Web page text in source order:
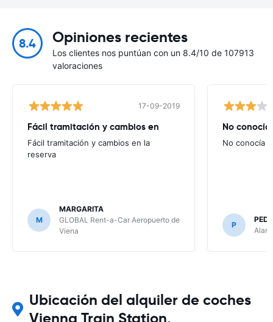
8.4 Opiniones recientes
Los clientes nos puntúan con un 8.4/10 de 107913
valoraciones
17-09-2019
Fácil tramitación y cambios en
Fácil tramitación y cambios en la
reserva
M
MARGARITA
GLOBAL Rent-a-Car Aeropuerto de
Viena
No
No conocía
P
Ubicación del alquiler de coches
Vienna Train Station.